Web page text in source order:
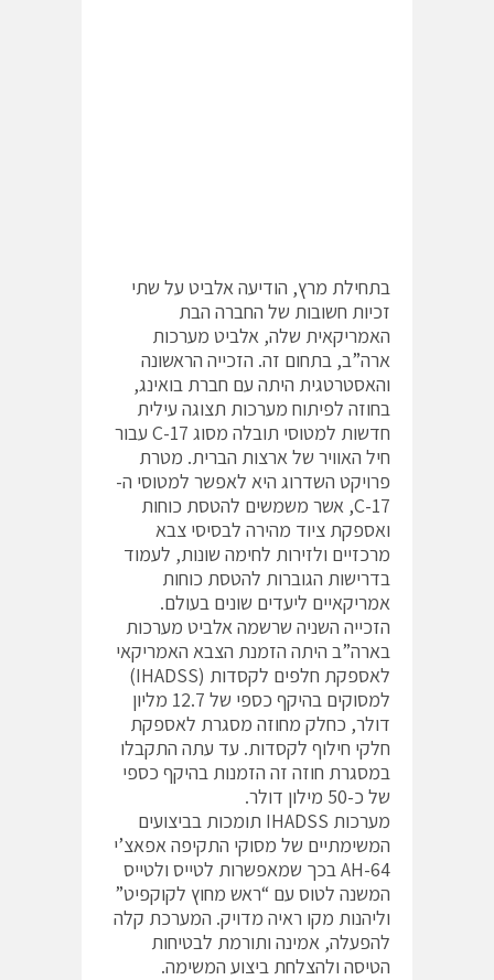
בתחילת מרץ, הודיעה אלביט על שתי
זכיות חשובות של החברה הבת
האמריקאית שלה, אלביט מערכות
ארה”ב, בתחום זה. הזכייה הראשונה
והאסטרטגית היתה עם חברת בואינג,
בחוזה לפיתוח מערכות תצוגה עילית
חדשות למטוסי תובלה מסוג C-17 עבור
חיל האוויר של ארצות הברית. מטרת
פרויקט השדרוג היא לאפשר למטוסי ה-
C-17, אשר משמשים להטסת כוחות
ואספקת ציוד מהירה לבסיסי צבא
מרכזיים ולזירות לחימה שונות, לעמוד
בדרישות הגוברות להטסת כוחות
אמריקאיים ליעדים שונים בעולם.
הזכייה השניה שרשמה אלביט מערכות
בארה”ב היתה הזמנת הצבא האמריקאי
לאספקת חלפים לקסדות (IHADSS)
למסוקים בהיקף כספי של 12.7 מליון
דולר, כחלק מחוזה מסגרת לאספקת
חלקי חילוף לקסדות. עד עתה התקבלו
במסגרת חוזה זה הזמנות בהיקף כספי
של כ-50 מילון דולר.
מערכות IHADSS תומכות בביצועים
המשימתיים של מסוקי התקיפה אפאצ’י
AH-64 בכך שמאפשרות לטייס ולטייס
המשנה לטוס עם “ראש מחוץ לקוקפיט”
וליהנות מקו ראיה מדויק. המערכת קלה
להפעלה, אמינה ותורמת לבטיחות
הטיסה ולהצלחת ביצוע המשימה.